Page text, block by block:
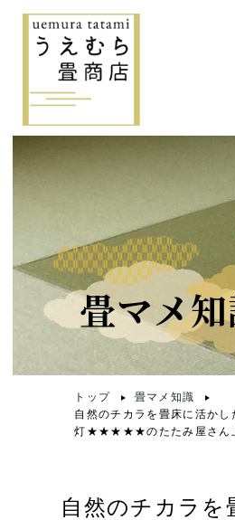
畳マメ
トップ
畳マメ知識
自然のチカラを畳床に活か
灯★★★★★のたたみ屋さん上
自然のチカラを